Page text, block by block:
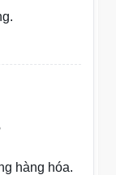
hàng hóa.